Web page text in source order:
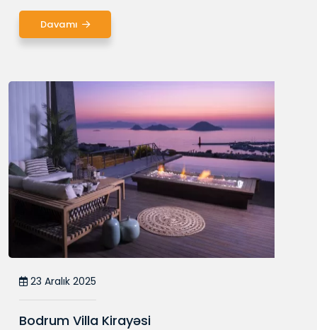
Davamı
23 Aralık 2025
Bodrum Villa Kirayəsi